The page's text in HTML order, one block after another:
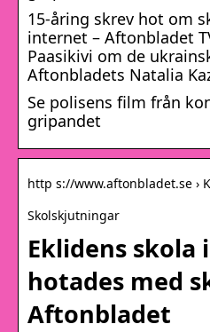
15-åring skrev hot om
internet – Aftonbladet
Paasikivi om de
Aftonbladets Natalia
Se polisens film från
gripandet
http s://www.aftonbladet.se ›
Skolskjutningar
Eklidens skola
hotades med
Aftonbladet